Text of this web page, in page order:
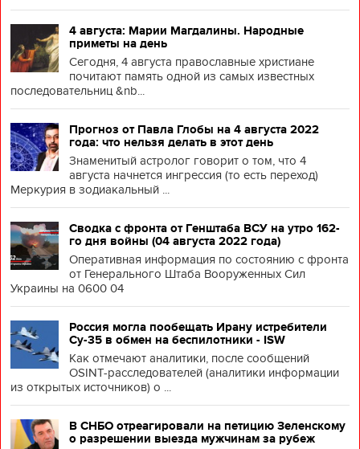
4 августа: Марии Магдалины. Народные
приметы на день
Сегодня, 4 августа православные христиане
почитают память одной из самых известных
последовательниц &nb...
Прогноз от Павла Глобы на 4 августа 2022
года: что нельзя делать в этот день
Знаменитый астролог говорит о том, что 4
августа начнется ингрессия (то есть переход)
Меркурия в зодиакальный ...
Сводка с фронта от Генштаба ВСУ на утро 162-
го дня войны (04 августа 2022 года)
Оперативная информация по состоянию с фронта
от Генерального Штаба Вооруженных Сил
Украины на 0600 04
Россия могла пообещать Ирану истребители
Су-35 в обмен на беспилотники - ISW
Как отмечают аналитики, после сообщений
OSINT-расследователей (аналитики информации
из открытых источников) о ...
В СНБО отреагировали на петицию Зеленскому
о разрешении выезда мужчинам за рубеж